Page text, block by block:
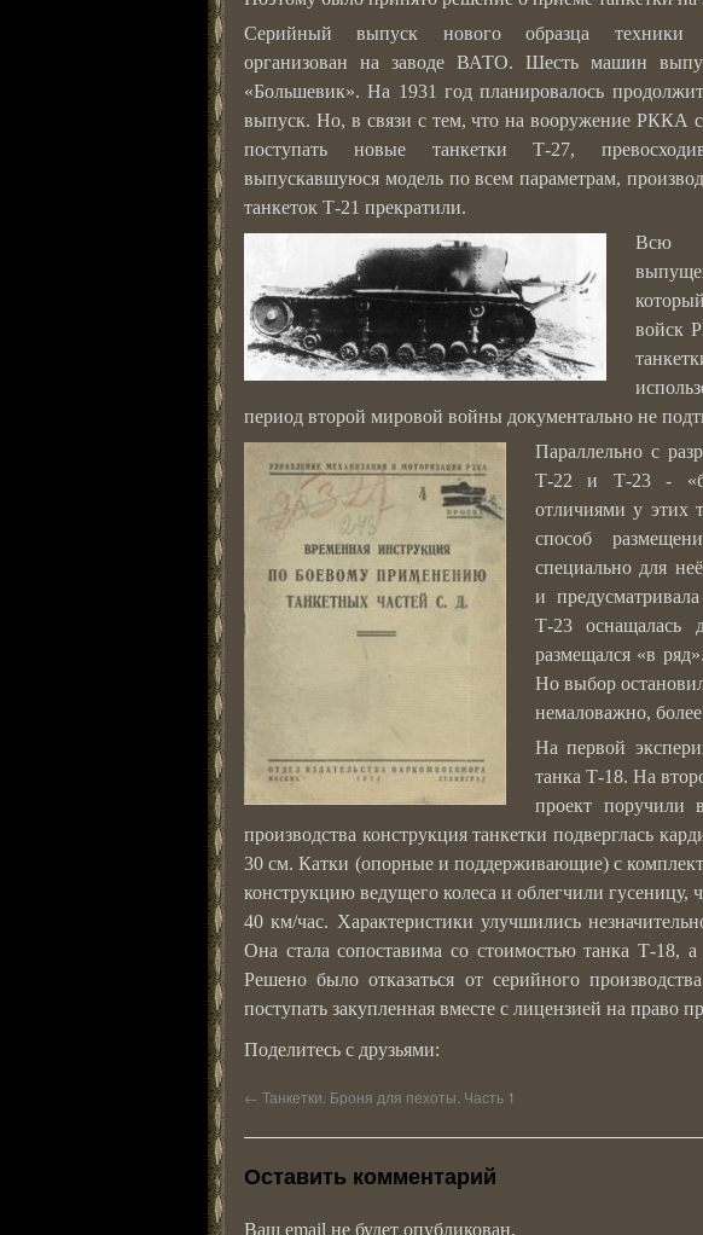
Серийный выпуск нового образца техники
организован на заводе ВАТО. Шесть машин
«Большевик». На 1931 год планировалось
выпуск. Но, в связи с тем, что на вооружение РККА
поступать новые танкетки Т-27,
выпускавшуюся модель по всем параметрам,
танкеток Т-21 прекратили.
Всю
войск
период второй мировой войны документально не
Параллельно с
Т-22 и Т-23 -
отличиями у этих
способ
специально для
и
Т-23 оснащалась
размещался «в
Но выбор
немаловажно,
На первой
танка Т-18. На
проект поручили
производства конструкция танкетки подверглась
30 см. Катки (опорные и поддерживающие) с
конструкцию ведущего колеса и облегчили
40 км/час. Характеристики улучшились
Она стала сопоставима со стоимостью танка Т-18,
Решено было отказаться от серийного
поступать закупленная вместе с лицензией на право
Поделитесь с друзьями:
← Танкетки. Броня для пехоты. Часть 1
Оставить комментарий
Ваш email не будет опубликован.